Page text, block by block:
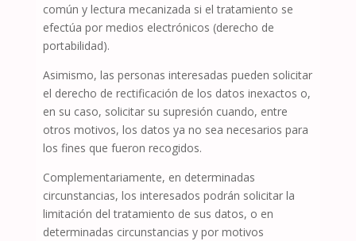
común y lectura mecanizada si el tratamiento se
efectúa por medios electrónicos (derecho de
portabilidad).
Asimismo, las personas interesadas pueden solicitar
el derecho de rectificación de los datos inexactos o,
en su caso, solicitar su supresión cuando, entre
otros motivos, los datos ya no sea necesarios para
los fines que fueron recogidos.
Complementariamente, en determinadas
circunstancias, los interesados podrán solicitar la
limitación del tratamiento de sus datos, o en
determinadas circunstancias y por motivos